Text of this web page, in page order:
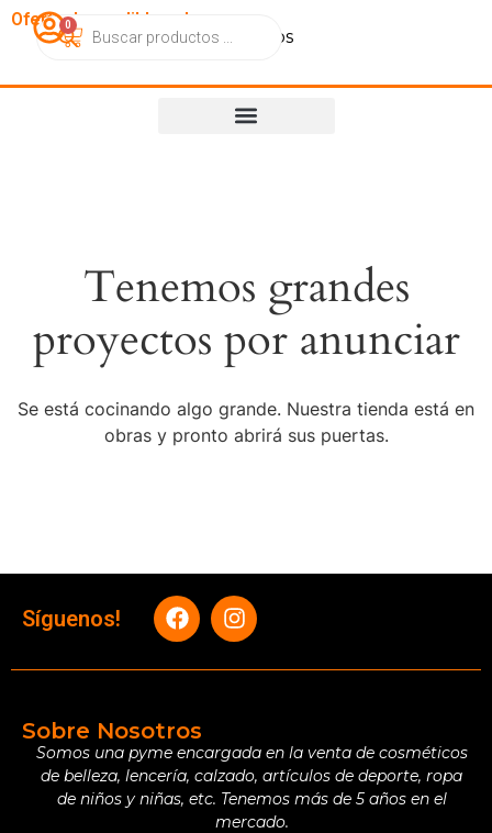
OfertasImperdibles.cl
CatálogoContactoNosotros
0
Tenemos grandes
proyectos por anunciar
Se está cocinando algo grande. Nuestra tienda está en
obras y pronto abrirá sus puertas.
Síguenos!
Sobre Nosotros
Somos una pyme encargada en la venta de cosméticos
de belleza, lencería, calzado, artículos de deporte, ropa
de niños y niñas, etc. Tenemos más de 5 años en el
mercado.